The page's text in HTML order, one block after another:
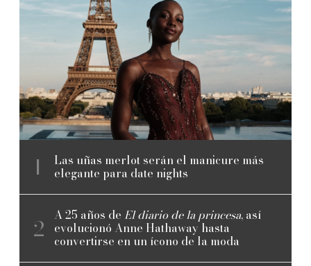
Las uñas merlot serán el manicure más
elegante para date nights
A 25 años de El diario de la princesa, así
evolucionó Anne Hathaway hasta
convertirse en un ícono de la moda